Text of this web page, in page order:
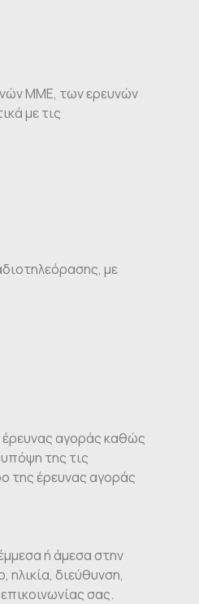
ΜΜΕ, των ερευνών
με τις
με
έρευνας αγοράς καθώς
της τις
της έρευνας αγοράς
ή άμεσα στην
διεύθυνση,
σας.